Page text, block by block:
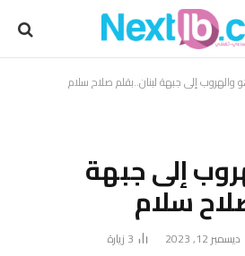
والهروب إلى جبهة لبنان..بقلم صلاح سلام
إلى جبهة
سلام
ديسمبر 12, 2023 3 زيارة